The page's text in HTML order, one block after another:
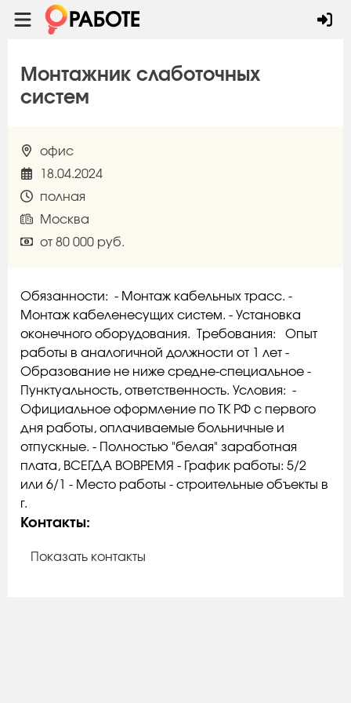
Монтажник слаботочных
систем
офис
18.04.2024
полная
Москва
от 80 000 руб.
Обязанности: - Монтаж кабельных трасс. -
Монтаж кабеленесущих систем. - Установка
оконечного оборудования. Требования: Опыт
работы в аналогичной должности от 1 лет -
Образование не ниже средне-специальное -
Пунктуальность, ответственность. Условия: -
Официальное оформление по ТК РФ с первого
дня работы, оплачиваемые больничные и
отпускные. - Полностью "белая" заработная
плата, ВСЕГДА ВОВРЕМЯ - График работы: 5/2
или 6/1 - Место работы - строительные объекты в
г.
Контакты:
Показать контакты